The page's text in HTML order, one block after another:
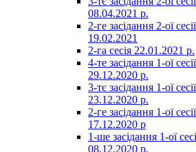
08.04.2021 р.
2-ге засідання 2-ої сесії
19.02.2021
2-га сесія 22.01.2021 р.
4-те засідання 1-ої сесії
29.12.2020 р.
3-тє засідання 1-ої сесії
23.12.2020 р.
2-ге засідання 1-ої сесії
17.12.2020 р
1-ше засідання 1-ої
08.12.2020 р.